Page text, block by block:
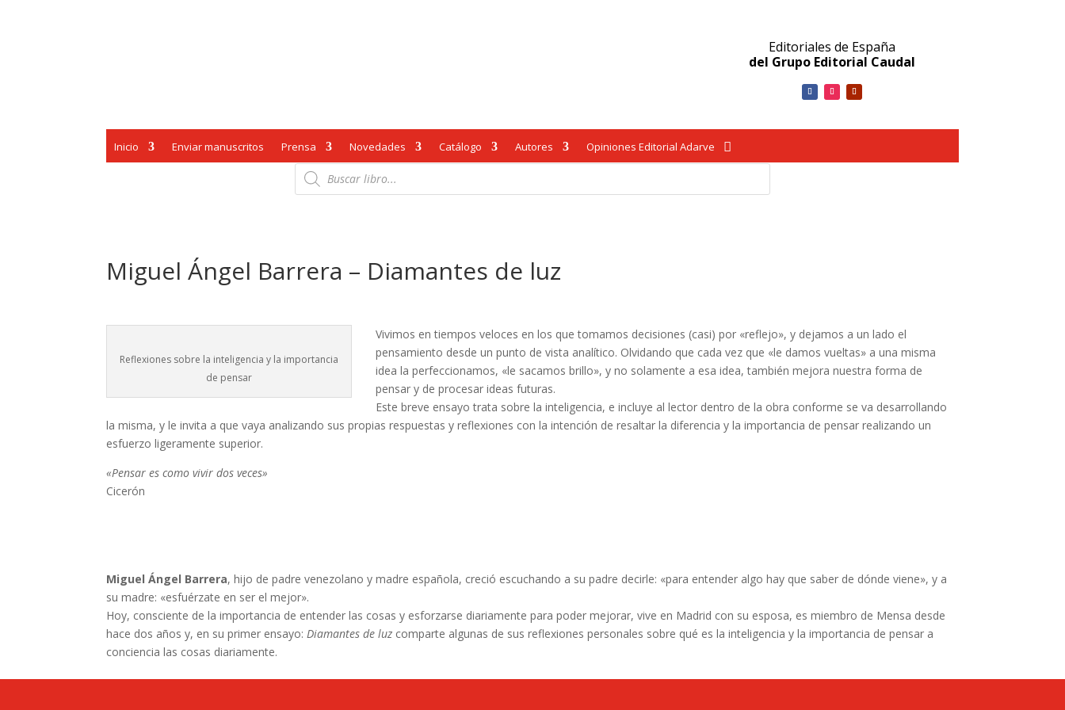
Editoriales de España
del Grupo Editorial Caudal
Inicio Enviar manuscritos Prensa Novedades Catálogo Autores Opiniones Editorial Adarve
Búsqueda
de
productos
Miguel Ángel Barrera – Diamantes de luz
Reflexiones sobre la inteligencia y la importancia
de pensar
Vivimos en tiempos veloces en los que tomamos decisiones (casi) por «reflejo», y dejamos a un lado el
pensamiento desde un punto de vista analítico. Olvidando que cada vez que «le damos vueltas» a una misma
idea la perfeccionamos, «le sacamos brillo», y no solamente a esa idea, también mejora nuestra forma de
pensar y de procesar ideas futuras.
Este breve ensayo trata sobre la inteligencia, e incluye al lector dentro de la obra conforme se va desarrollando
la misma, y le invita a que vaya analizando sus propias respuestas y reflexiones con la intención de resaltar la diferencia y la importancia de pensar realizando un
esfuerzo ligeramente superior.
«Pensar es como vivir dos veces»
Cicerón
Miguel Ángel Barrera, hijo de padre venezolano y madre española, creció escuchando a su padre decirle: «para entender algo hay que saber de dónde viene», y a
su madre: «esfuérzate en ser el mejor».
Hoy, consciente de la importancia de entender las cosas y esforzarse diariamente para poder mejorar, vive en Madrid con su esposa, es miembro de Mensa desde
hace dos años y, en su primer ensayo:Diamantes de luz comparte algunas de sus reflexiones personales sobre qué es la inteligencia y la importancia de pensar a
conciencia las cosas diariamente.